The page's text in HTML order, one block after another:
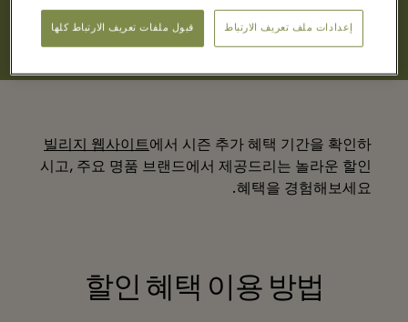
혜택을 경험해보세요
빌리지 웹사이트에서 시즌 추가 혜택 기간을 확인하
시고, 주요 명품 브랜드에서 제공드리는 놀라운 할인
혜택을 경험해보세요.
할인 혜택 이용 방법
إعدادات ملف تعريف الارتباط قبول ملفات تعريف الارتباط كلها